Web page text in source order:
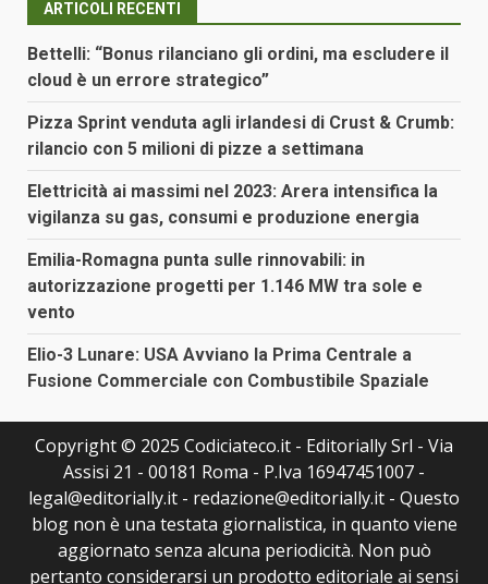
ARTICOLI RECENTI
Bettelli: “Bonus rilanciano gli ordini, ma escludere il
cloud è un errore strategico”
Pizza Sprint venduta agli irlandesi di Crust & Crumb:
rilancio con 5 milioni di pizze a settimana
Elettricità ai massimi nel 2023: Arera intensifica la
vigilanza su gas, consumi e produzione energia
Emilia-Romagna punta sulle rinnovabili: in
autorizzazione progetti per 1.146 MW tra sole e
vento
Elio-3 Lunare: USA Avviano la Prima Centrale a
Fusione Commerciale con Combustibile Spaziale
Copyright © 2025 Codiciateco.it - Editorially Srl - Via
Assisi 21 - 00181 Roma - P.Iva 16947451007 -
legal@editorially.it - redazione@editorially.it - Questo
blog non è una testata giornalistica, in quanto viene
aggiornato senza alcuna periodicità. Non può
pertanto considerarsi un prodotto editoriale ai sensi